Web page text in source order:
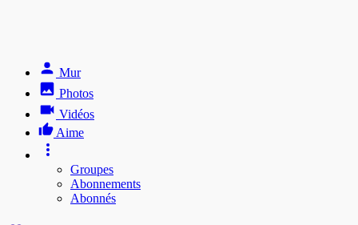
Mur
Photos
Vidéos
Aime
Groupes
Abonnements
Abonnés